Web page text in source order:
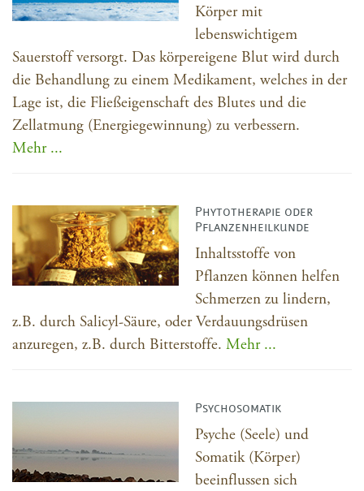
Körper mit
lebenswichtigem
Sauerstoff versorgt. Das körpereigene Blut wird durch
die Behandlung zu einem Medikament, welches in der
Lage ist, die Fließeigenschaft des Blutes und die
Zellatmung (Energiegewinnung) zu verbessern.
Mehr ...
Phytotherapie oder
Pflanzenheilkunde
Inhaltsstoffe von
Pflanzen können helfen
Schmerzen zu lindern,
z.B. durch Salicyl-Säure, oder Verdauungsdrüsen
anzuregen, z.B. durch Bitterstoffe. Mehr ...
Psychosomatik
Psyche (Seele) und
Somatik (Körper)
beeinflussen sich